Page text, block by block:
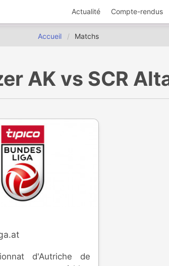
Actualité Compte-rendus
Accueil Matchs
AK vs SCR
d'Autriche de